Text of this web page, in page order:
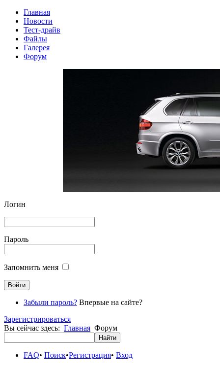
Главная
Новости
Тест-драйв
Файлы
Галерея
Форум
Логин
Пароль
Запомнить меня
Забыли пароль? Впервые на сайте?
Зарегистрироваться
Вы сейчас здесь: Главная Форум
FAQ• Поиск•Регистрация• Вход